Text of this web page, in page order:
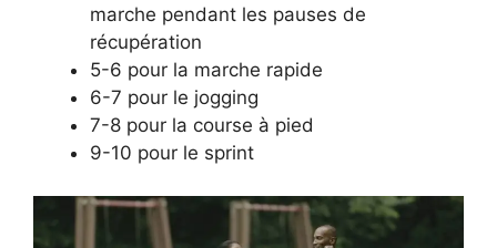
marche pendant les pauses de
récupération
5-6 pour la marche rapide
6-7 pour le jogging
7-8 pour la course à pied
9-10 pour le sprint